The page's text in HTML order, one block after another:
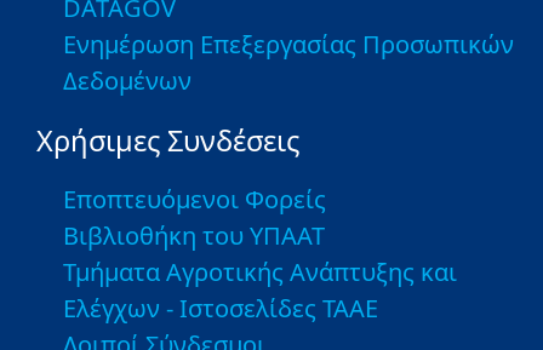
DATAGOV
Ενημέρωση Επεξεργασίας Προσωπικών
Δεδομένων
Χρήσιμες Συνδέσεις
Εποπτευόμενοι Φορείς
Βιβλιοθήκη του ΥΠΑΑΤ
Τμήματα Αγροτικής Ανάπτυξης και
Ελέγχων - Ιστοσελίδες ΤΑΑΕ